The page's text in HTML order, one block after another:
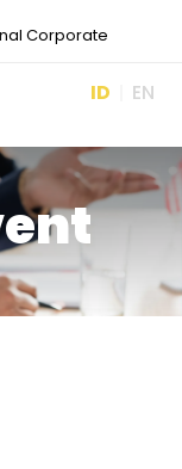
Corporate
ID EN